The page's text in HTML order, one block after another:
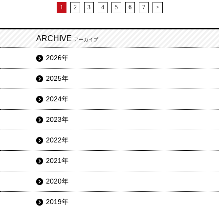
1 2 3 4 5 6 7 >
ARCHIVE アーカイブ
2026年
2025年
2024年
2023年
2022年
2021年
2020年
2019年